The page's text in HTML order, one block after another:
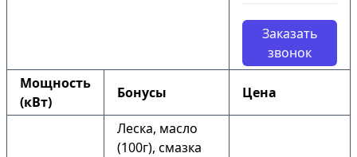
Заказать
звонок
Мощность
(кВт)
Бонусы Цена
Леска, масло
(100г), смазка